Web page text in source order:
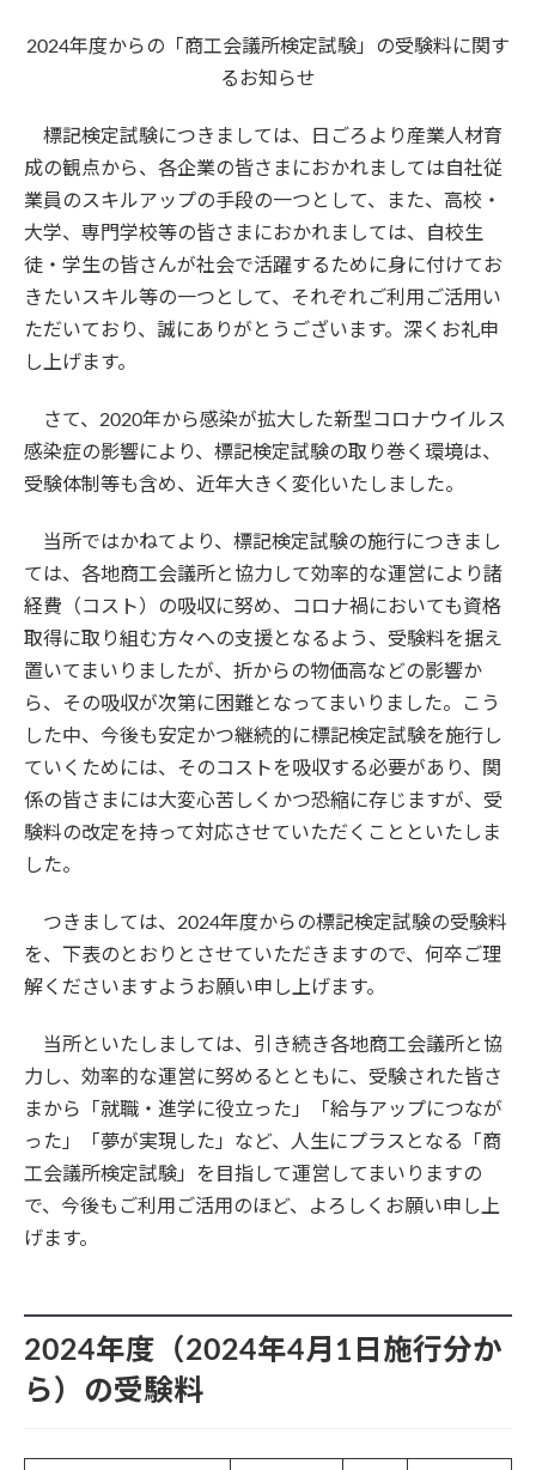
2024年度からの「商工会議所検定試験」の受験料に関す
るお知らせ
標記検定試験につきましては、日ごろより産業人材育
成の観点から、各企業の皆さまにおかれましては自社従
業員のスキルアップの手段の一つとして、また、高校・
大学、専門学校等の皆さまにおかれましては、自校生
徒・学生の皆さんが社会で活躍するために身に付けてお
きたいスキル等の一つとして、それぞれご利用ご活用い
ただいており、誠にありがとうございます。深くお礼申
し上げます。
さて、2020年から感染が拡大した新型コロナウイルス
感染症の影響により、標記検定試験の取り巻く環境は、
受験体制等も含め、近年大きく変化いたしました。
当所ではかねてより、標記検定試験の施行につきまし
ては、各地商工会議所と協力して効率的な運営により諸
経費（コスト）の吸収に努め、コロナ禍においても資格
取得に取り組む方々への支援となるよう、受験料を据え
置いてまいりましたが、折からの物価高などの影響か
ら、その吸収が次第に困難となってまいりました。こう
した中、今後も安定かつ継続的に標記検定試験を施行し
ていくためには、そのコストを吸収する必要があり、関
係の皆さまには大変心苦しくかつ恐縮に存じますが、受
験料の改定を持って対応させていただくことといたしま
した。
つきましては、2024年度からの標記検定試験の受験料
を、下表のとおりとさせていただきますので、何卒ご理
解くださいますようお願い申し上げます。
当所といたしましては、引き続き各地商工会議所と協
力し、効率的な運営に努めるとともに、受験された皆さ
まから「就職・進学に役立った」「給与アップにつなが
った」「夢が実現した」など、人生にプラスとなる「商
工会議所検定試験」を目指して運営してまいりますの
で、今後もご利用ご活用のほど、よろしくお願い申し上
げます。
2024年度（2024年4月1日施行分か
ら）の受験料